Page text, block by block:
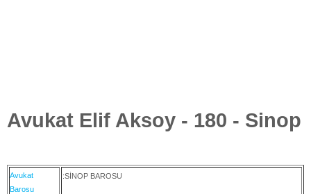
Avukat Elif Aksoy - 180 - Sinop
Avukat
Barosu
:SİNOP BAROSU